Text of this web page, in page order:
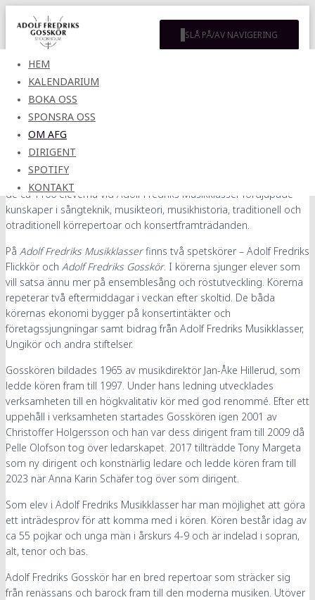
SLÅ PÅ/AV NAVIGERING
HEM
KALENDARIUM
BOKA OSS
SPONSRA OSS
OM AFG
DIRIGENT
SPOTIFY
KONTAKT
Om Adolf Fredriks gosskör
Adolf Fredriks Gosskör är en av
spetskörer.
Adolf Fredriks Musikklasser
profil körsång. Utöver
de ca 1100 eleverna vid Adolf Fredriks Musikklasser fördjupade
kunskaper i sångteknik, musikteori, musikhistoria, traditionell och
otraditionell körrepertoar och konsertframträdanden.
På Adolf Fredriks Musikklasserfinns två spetskörer – Adolf Fredriks
Flickkör och Adolf Fredriks Gosskör. I körerna sjunger elever som
vill satsa ännu mer på ensemblesång och röstutveckling. Körerna
repeterar två eftermiddagar i veckan efter skoltid. De båda
körernas ekonomi bygger på konsertintäkter och
företagssjungningar samt bidrag från Adolf Fredriks Musikklasser,
Ungikör och andra stiftelser.
Gosskören bildades 1965 av musikdirektör Jan-Åke Hillerud, som
ledde kören fram till 1997. Under hans ledning utvecklades
verksamheten till en högkvalitativ kör med god renommé. Efter ett
uppehåll i verksamheten startades Gosskören igen 2001 av
Christoffer Holgersson och han var dess dirigent fram till 2009 då
Pelle Olofson tog över ledarskapet. 2017 tillträdde Tony Margeta
som ny dirigent och konstnärlig ledare och ledde kören fram till
2023 när Anna Karin Schäfer tog över som dirigent.
Som elev i Adolf Fredriks Musikklasser har man möjlighet att göra
ett inträdesprov för att komma med i kören. Kören består idag av
ca 55 pojkar och unga män i årskurs 4-9 och är indelad i sopran,
alt, tenor och bas.
Adolf Fredriks Gosskör har en bred repertoar som sträcker sig
från renässans och barock fram till den moderna musiken. Utöver